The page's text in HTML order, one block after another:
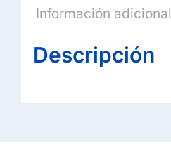
Información adicional
Descripción